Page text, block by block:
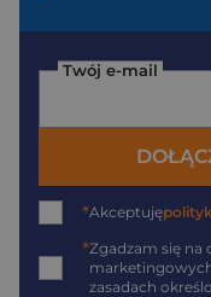
Twój e-mail
*Akceptuję
*Zgadzam się
zasadach